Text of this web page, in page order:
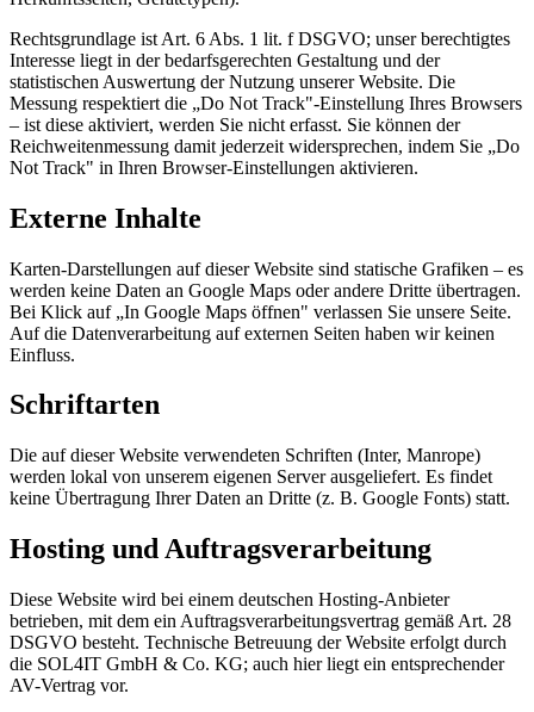
Rechtsgrundlage ist Art. 6 Abs. 1 lit. f DSGVO; unser berechtigtes
Interesse liegt in der bedarfsgerechten Gestaltung und der
statistischen Auswertung der Nutzung unserer Website. Die
Messung respektiert die „Do Not Track"-Einstellung Ihres Browsers
– ist diese aktiviert, werden Sie nicht erfasst. Sie können der
Reichweitenmessung damit jederzeit widersprechen, indem Sie „Do
Not Track" in Ihren Browser-Einstellungen aktivieren.
Externe Inhalte
Karten-Darstellungen auf dieser Website sind statische Grafiken – es
werden keine Daten an Google Maps oder andere Dritte übertragen.
Bei Klick auf „In Google Maps öffnen" verlassen Sie unsere Seite.
Auf die Datenverarbeitung auf externen Seiten haben wir keinen
Einfluss.
Schriftarten
Die auf dieser Website verwendeten Schriften (Inter, Manrope)
werden lokal von unserem eigenen Server ausgeliefert. Es findet
keine Übertragung Ihrer Daten an Dritte (z. B. Google Fonts) statt.
Hosting und Auftragsverarbeitung
Diese Website wird bei einem deutschen Hosting-Anbieter
betrieben, mit dem ein Auftragsverarbeitungsvertrag gemäß Art. 28
DSGVO besteht. Technische Betreuung der Website erfolgt durch
die SOL4IT GmbH & Co. KG; auch hier liegt ein entsprechender
AV-Vertrag vor.